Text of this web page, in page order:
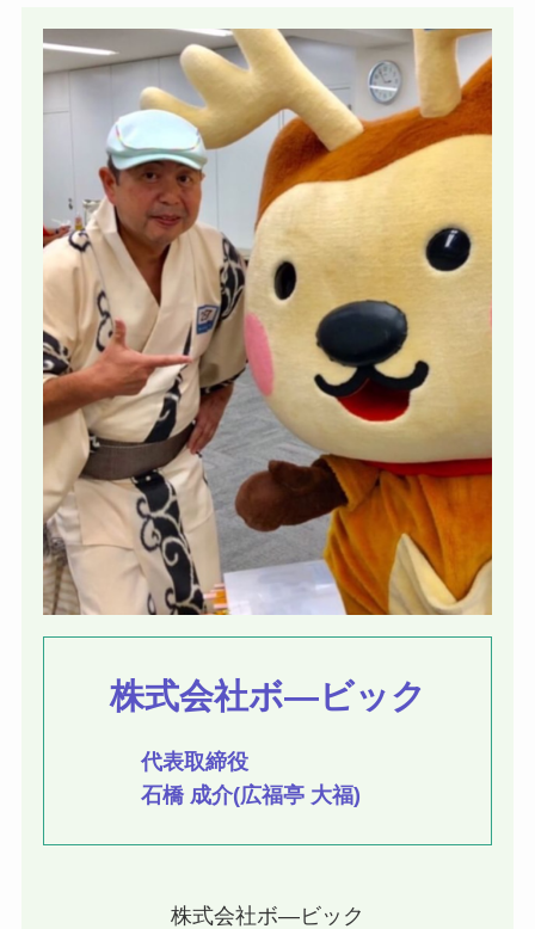
株式会社ボ―ビック
代表取締役
石橋 成介(広福亭 大福)
株式会社ボ―ビック